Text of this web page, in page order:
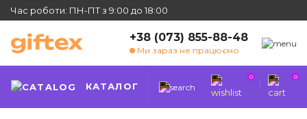
Час роботи: ПН-ПТ з 9:00 до 18:00
+38 (073) 855-88-48
Ми зараз не працюємо
КАТАЛОГ
0 0